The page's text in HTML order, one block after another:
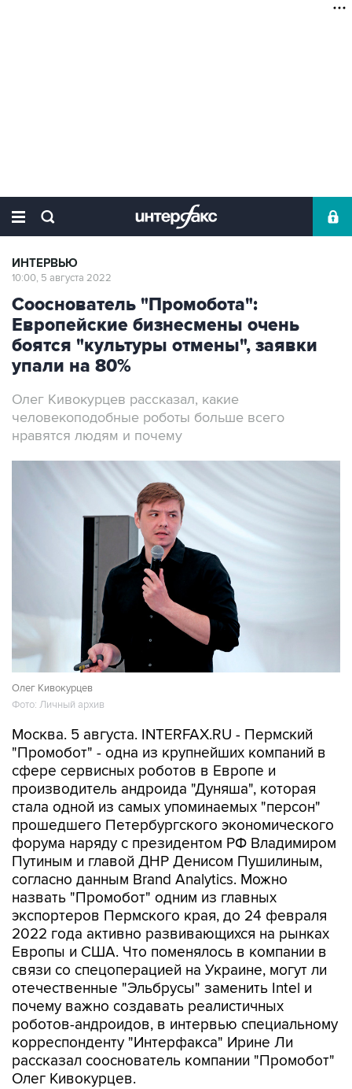
ИНТЕРВЬЮ
10:00, 5 августа 2022
Сооснователь "Промобота":
Европейские бизнесмены очень
боятся "культуры отмены", заявки
упали на 80%
Олег Кивокурцев рассказал, какие
человекоподобные роботы больше всего
нравятся людям и почему
Олег Кивокурцев
Фото: Личный архив
Москва. 5 августа. INTERFAX.RU - Пермский
"Промобот" - одна из крупнейших компаний в
сфере сервисных роботов в Европе и
производитель андроида "Дуняша", которая
стала одной из самых упоминаемых "персон"
прошедшего Петербургского экономического
форума наряду с президентом РФ Владимиром
Путиным и главой ДНР Денисом Пушилиным,
согласно данным Brand Analytics. Можно
назвать "Промобот" одним из главных
экспортеров Пермского края, до 24 февраля
2022 года активно развивающихся на рынках
Европы и США. Что поменялось в компании в
связи со спецоперацией на Украине, могут ли
отечественные "Эльбрусы" заменить Intel и
почему важно создавать реалистичных
роботов-андроидов, в интервью специальному
корреспонденту "Интерфакса" Ирине Ли
рассказал сооснователь компании "Промобот"
Олег Кивокурцев.